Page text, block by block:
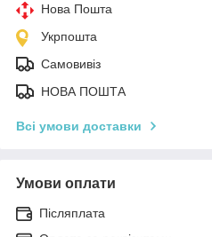
Нова Пошта
Укрпошта
Самовивіз
НОВА ПОШТА
Всі умови доставки
Умови оплати
Післяплата